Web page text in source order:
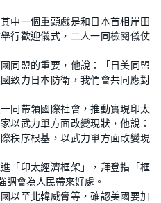
中一個重頭戲是和日本首相岸田
行歡迎儀式，二人一同檢閱儀仗
同盟的重要，他說：「日美同盟
致力日本防衛，我們會共同應對
同帶領國際社會，推動實現印太
以武力單方面改變現狀，他說：
秩序根基，以武力單方面改變現
「印太經濟框架」，拜登指「框
調會為人民帶來好處。
以至北韓威脅等，確認美國要加